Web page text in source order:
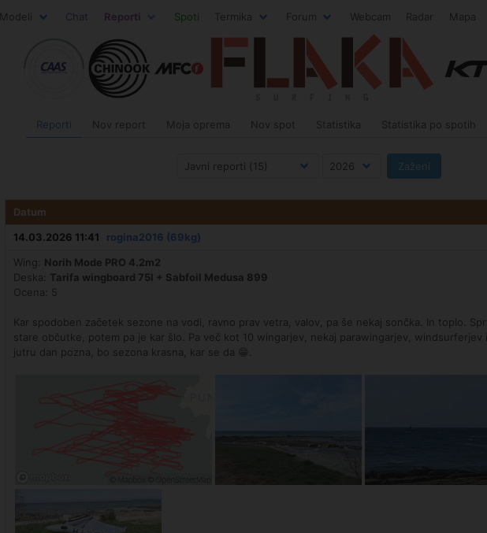
Modeli Chat Reporti Spoti Termika Forum Webcam Radar Mapa
Reporti Nov report Moja oprema Nov spot Statistika Statistika po spotih
Datum
14.03.2026 11:41 rogina2016 (69kg)
Wing: Norih Mode PRO 4.2m2
Deska: Tarifa wingboard 75l + Sabfoil Medusa 899
Ocena: 5
Kar spodoben začetek sezone na vodi, ravno prav vetra, valov, pa še nekaj sončka. In toplo.
stare občutke, potem pa je kar šlo. Pa več kot 10 wingarjev, nekaj parawingarjev, windsurferjev
jutru dan pozna, bo sezona krasna, kar se da 😁.